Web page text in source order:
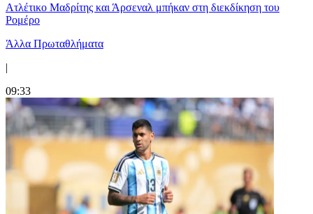
Ατλέτικο Μαδρίτης και Άρσεναλ μπήκαν στη διεκδίκηση του
Ρομέρο
Άλλα Πρωταθλήματα
|
09:33